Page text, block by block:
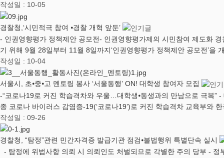
작성일 : 10-05
경찰청,‘시민적극 참여 ⦁경찰 개혁 앞둔’
- 인권영향평가 정책제안 공모전- 인권영향평가제의 시민참여 제도화
기 위해 9월 28일부터 11월 8일까지‘인권영향평가 정책제안 공모전’을
작성일 : 10-04
서울시, 초⦁중⦁고 멘토링 봉사 ‘서울동행’ ON! 대학생 참여자 모집
-“코로나19로 커진 학습격차와 우울…대학생⦁동생과의 만남으로 극복
종 코로나 바이러스 감염증-19(‘코로나19’)로 커진 학습격차 교육부와
작성일 : 09-26
경찰청, “탐정”관련 민간자격증 발급기관 점검⦁불법행위 특별단속 실시
- 탐정에 위법사항 의뢰 시 의뢰인도 처벌되므로 각별한 주의 당부 -